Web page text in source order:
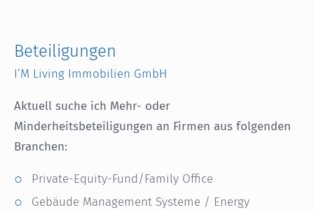
Beteiligungen
I’M Living Immobilien GmbH
Aktuell suche ich Mehr- oder
Minderheitsbeteiligungen an Firmen aus folgenden
Branchen:
Private-Equity-Fund/Family Office
Gebäude Management Systeme / Energy